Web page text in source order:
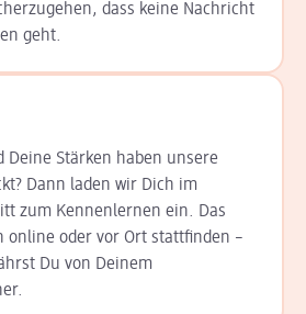
dass keine Nachricht
geht.
Deine Stär­ken haben unsere
Dann laden wir Dich im
zum Kennen­lernen ein. Das
online oder vor Ort statt­finden –
Du von Deinem